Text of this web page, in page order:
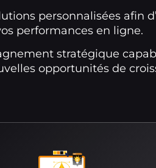
personnalisées afin
performances en ligne.
stratégique
opportunités de